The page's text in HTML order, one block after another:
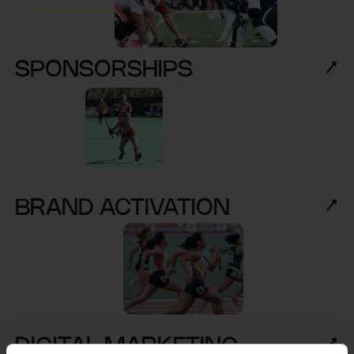
SPONSORSHIPS
BRAND ACTIVATION
DIGITAL MARKETING